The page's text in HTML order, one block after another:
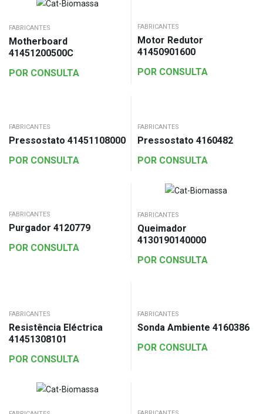
FABRICANTES
Motherboard
41451200500C
POR CONSULTA
FABRICANTES
Motor Redutor
41450901600
POR CONSULTA
FABRICANTES
Pressostato 41451108000
POR CONSULTA
FABRICANTES
Pressostato 4160482
POR CONSULTA
FABRICANTES
Purgador 4120779
POR CONSULTA
FABRICANTES
Queimador
4130190140000
POR CONSULTA
FABRICANTES
Resistência Eléctrica
41451308101
POR CONSULTA
FABRICANTES
Sonda Ambiente 4160386
POR CONSULTA